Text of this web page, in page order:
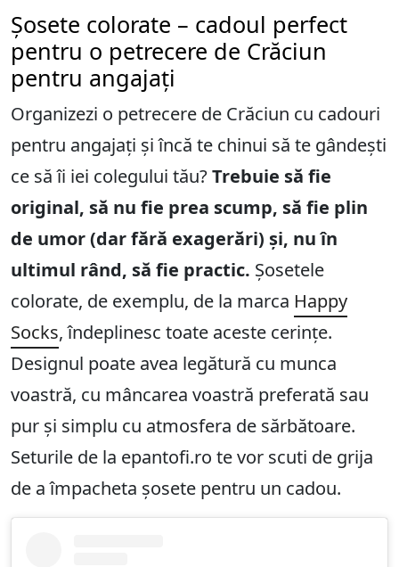
Șosete colorate – cadoul perfect
pentru o petrecere de Crăciun
pentru angajați
Organizezi o petrecere de Crăciun cu cadouri
pentru angajați și încă te chinui să te gândești
ce să îi iei colegului tău?Trebuie să fie
original, să nu fie prea scump, să fie plin
de umor (dar fără exagerări) și, nu în
ultimul rând, să fie practic. Șosetele
colorate, de exemplu, de la marca Happy
Socks, îndeplinesc toate aceste cerințe.
Designul poate avea legătură cu munca
voastră, cu mâncarea voastră preferată sau
pur și simplu cu atmosfera de sărbătoare.
Seturile de la epantofi.ro te vor scuti de grija
de a împacheta șosete pentru un cadou.